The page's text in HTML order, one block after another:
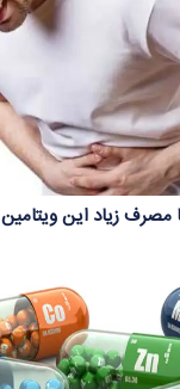
مصرف زیاد این ویتامین